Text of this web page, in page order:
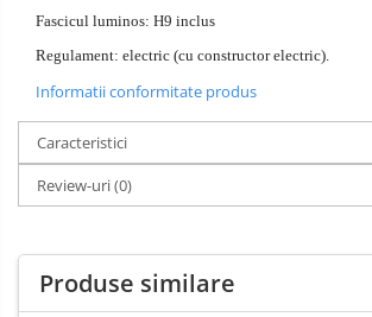
Fascicul luminos: H9 inclus
Regulament: electric (cu constructor electric).
Informatii conformitate produs
Caracteristici
Review-uri(0)
Produse similare